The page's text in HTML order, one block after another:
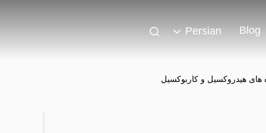
Blog
Persian